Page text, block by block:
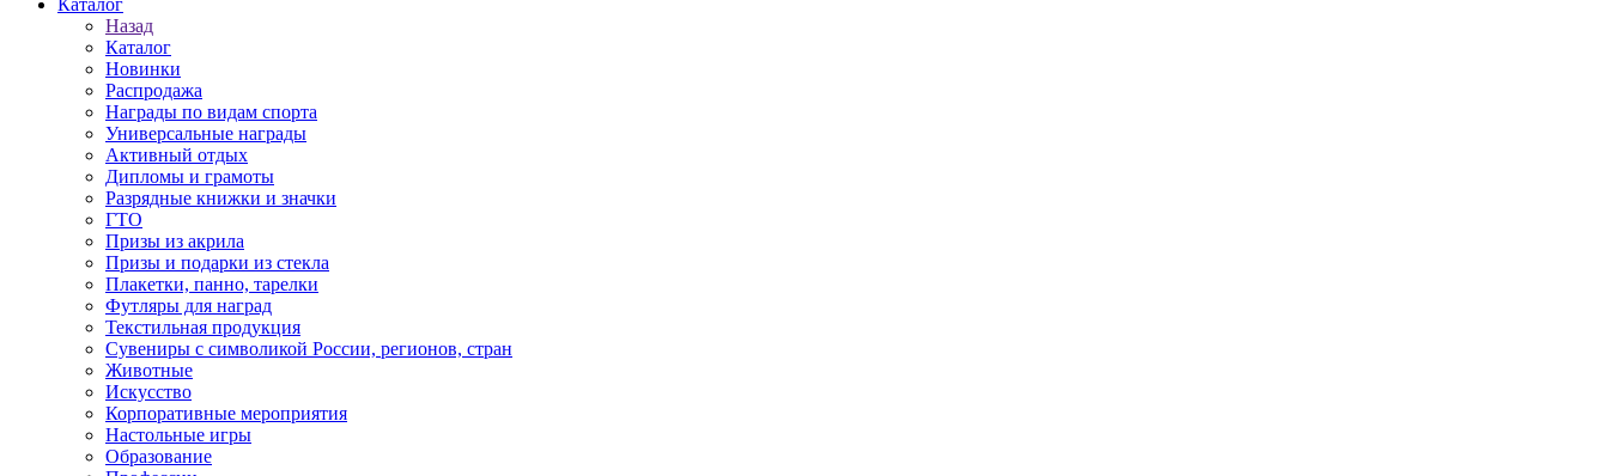
Каталог
Назад
Каталог
Новинки
Распродажа
Награды по видам спорта
Универсальные награды
Активный отдых
Дипломы и грамоты
Разрядные книжки и значки
ГТО
Призы из акрила
Призы и подарки из стекла
Плакетки, панно, тарелки
Футляры для наград
Текстильная продукция
Сувениры с символикой России, регионов, стран
Животные
Искусство
Корпоративные мероприятия
Настольные игры
Образование